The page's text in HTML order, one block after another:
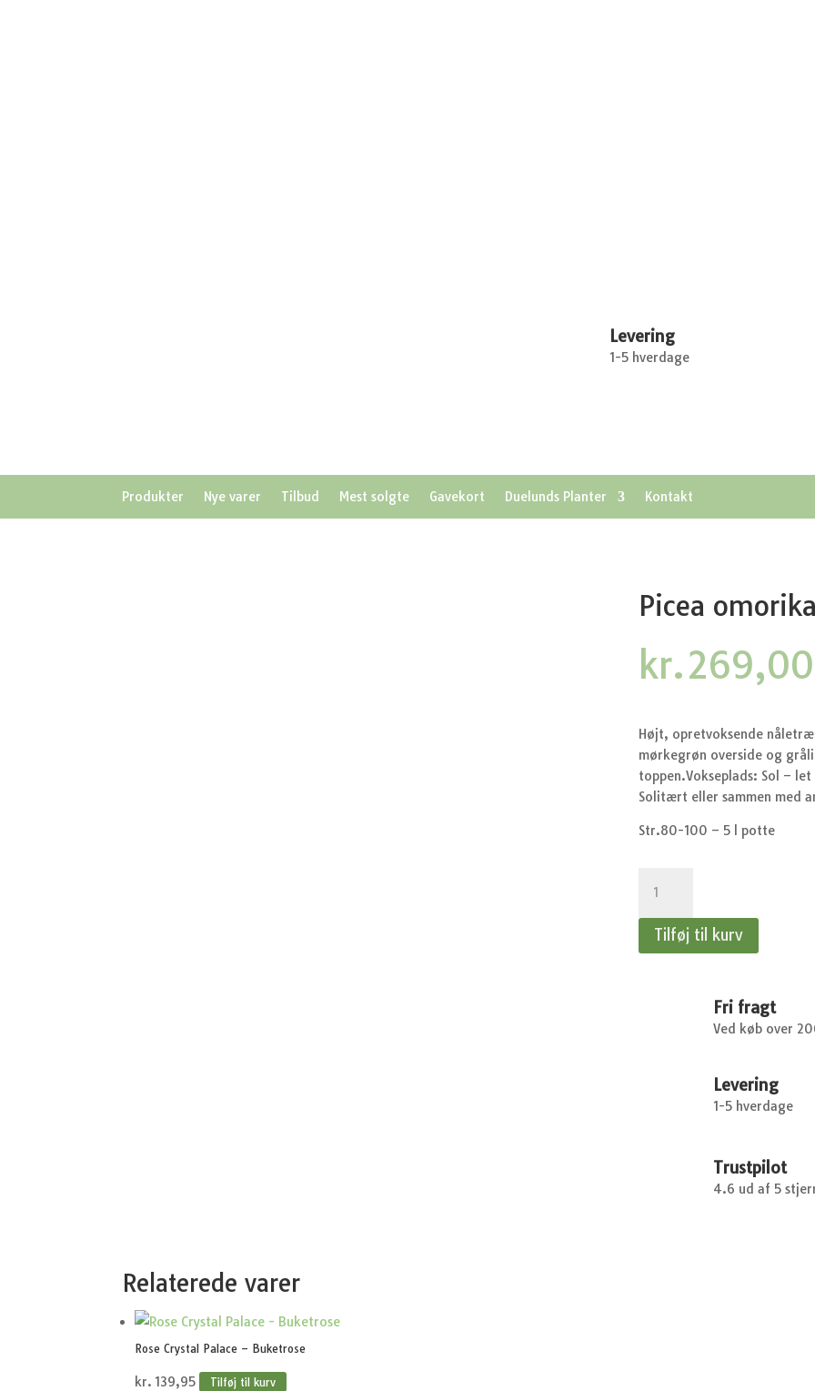
Levering
1-5 hverdage
Produkter Nye varer Tilbud Mest solgte Gavekort Duelunds Planter Kontakt
Picea
kr.269,00
Højt, opretvoksende
mørkegrøn overside og
toppen.Vokseplads: Sol –
Solitært eller sammen med
Str.80-100 – 5 l potte
omorika
-
Serbisk
Tilføj til kurv
Fri fragt
Ved køb over
Levering
1-5 hverdage
Trustpilot
4.6 ud af 5
Relaterede varer
Rose Crystal Palace – Buketrose
kr. 139,95 Tilføj til kurv